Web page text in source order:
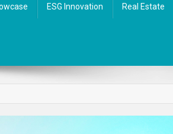
ESG Innovation Real Estate